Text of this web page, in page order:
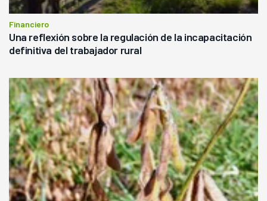
Financiero
Una reflexión sobre la regulación de la incapacitación
definitiva del trabajador rural